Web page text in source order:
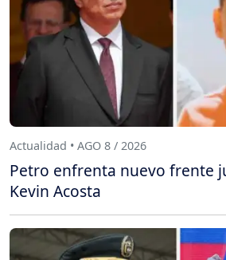
Actualidad • AGO 8 / 2026
Petro enfrenta nuevo frente
Kevin Acosta